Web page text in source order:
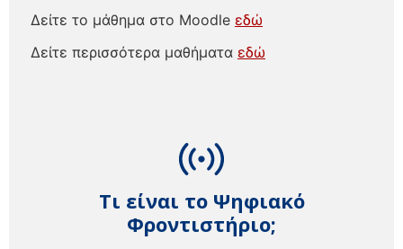
Τι είναι το Ψηφιακό
Φροντιστήριο;
Δείτε το μάθημα στο Moodle εδώ
Δείτε περισσότερα μαθήματα εδώ